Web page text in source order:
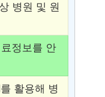
병원 및 원
정보를 안
활용해 병